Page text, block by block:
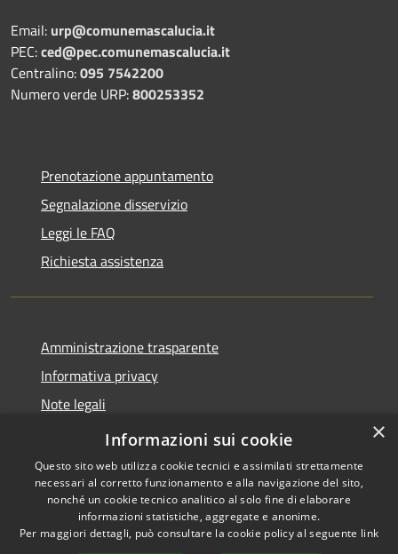
Email: urp@comunemascalucia.it
PEC:ced@pec.comunemascalucia.it
Centralino:095 7542200
Numero verde URP:800253352
Prenotazione appuntamento
Segnalazione disservizio
Leggi le FAQ
Richiesta assistenza
Amministrazione trasparente
Informativa privacy
Note legali
Dichiarazione di accessibilità
Accessibilità
Copyright © 2026 • Comune di
Mascalucia • Powered by
×
Informazioni sui cookie
Questo sito web utilizza cookie tecnici e assimilati strettamente
necessari al corretto funzionamento e alla navigazione del sito,
nonché un cookie tecnico analitico al solo fine di elaborare
informazioni statistiche, aggregate e anonime.
Per maggiori dettagli, può consultare la cookie policy al seguente link